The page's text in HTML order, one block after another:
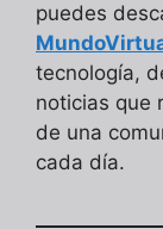
puedes
tecnología,
noticias que
de una
cada día.